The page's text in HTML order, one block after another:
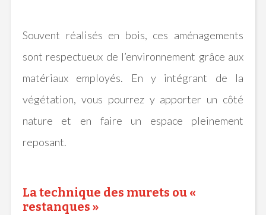
Souvent réalisés en bois, ces aménagements
sont respectueux de l’environnement grâce aux
matériaux employés.
En y intégrant de la
végétation, vous pourrez y apporter un côté
nature et en faire un espace pleinement
reposant.
La technique des murets ou «
restanques »